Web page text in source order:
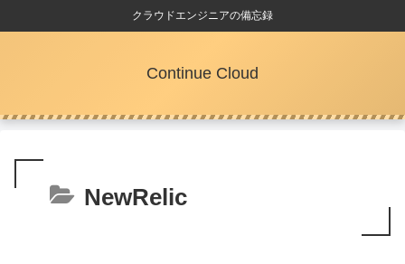
クラウドエンジニアの備忘録
Continue Cloud
NewRelic